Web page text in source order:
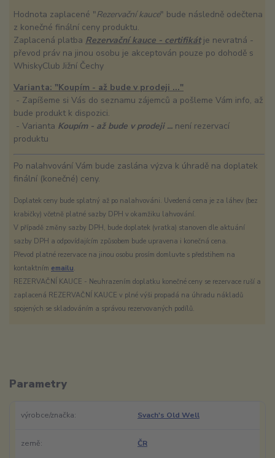
Hodnota zaplacené "Rezervační kauce" bude následně odečtena
z konečné finální ceny produktu.
Zaplacená platba Rezervační kauce - certifikátje nevratná -
převod práv na jinou osobu je akceptován pouze po dohodě s
WhiskyClub Jižní Čechy
Varianta: "Koupím - až bude v prodeji ..."
- Zapíšeme si Vás do seznamu zájemců a pošleme Vám info, až
bude produkt k dispozici.
- Varianta Koupím - až bude v prodeji ... není rezervací
produktu
Po nalahvování Vám bude zaslána výzva k úhradě na doplatek
finální (konečné) ceny.
Doplatek ceny bude splatný až po nalahvováni. Uvedená cena je za láhev (bez
krabičky) včetně platné sazby DPH v okamžiku lahvování.
V případě změny sazby DPH, bude doplatek (vratka) stanoven dle aktuání
sazby DPH a odpovídajícím způsobem bude upravena i konečná cena.
Převod platné rezervace na jinou osobu prosím domluvte s předstihem na
kontaktním emailu.
REZERVAČNÍ KAUCE - Neuhrazením doplatku konečné ceny se rezervace ruší a
zaplacená REZERVAČNÍ KAUCE v plné výši propadá na úhradu nákladů
spojených se skladováním a správou rezervovaných podílů.
Parametry
výrobce/značka Svach's Old Well
země ČR